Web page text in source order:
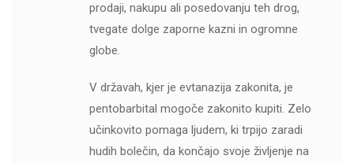
prodaji, nakupu ali posedovanju teh drog,
tvegate dolge zaporne kazni in ogromne
globe.
V državah, kjer je evtanazija zakonita, je
pentobarbital mogoče zakonito kupiti. Zelo
učinkovito pomaga ljudem, ki trpijo zaradi
hudih bolečin, da končajo svoje življenje na